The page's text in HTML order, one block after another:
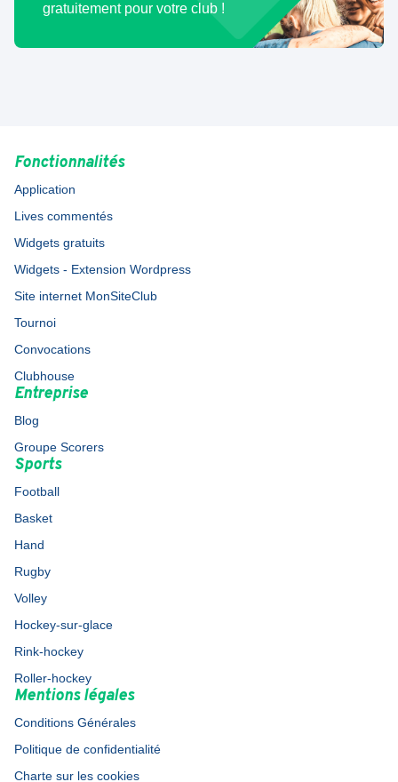
gratuitement pour votre club !
Fonctionnalités
Application
Lives commentés
Widgets gratuits
Widgets - Extension Wordpress
Site internet MonSiteClub
Tournoi
Convocations
Clubhouse
Entreprise
Blog
Groupe Scorers
Sports
Football
Basket
Hand
Rugby
Volley
Hockey-sur-glace
Rink-hockey
Roller-hockey
Mentions légales
Conditions Générales
Politique de confidentialité
Charte sur les cookies